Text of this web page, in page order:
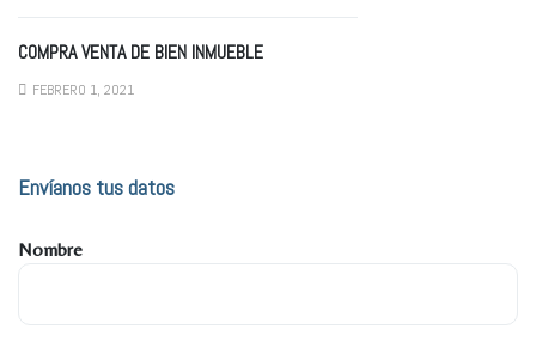
COMPRA VENTA DE BIEN INMUEBLE
FEBRERO 1, 2021
Envíanos tus datos
Nombre